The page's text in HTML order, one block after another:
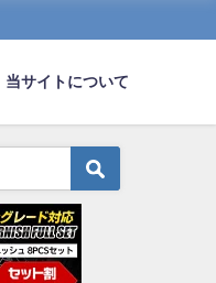
当サイトについて
日本車の中で最もかっこい
ポーツカーが決定してしま
wwwwwww